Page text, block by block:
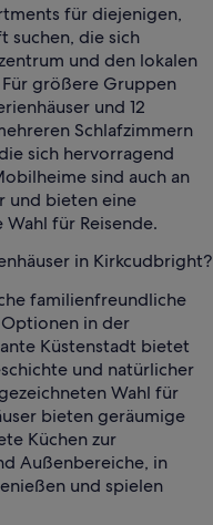
für diejenigen,
suchen, die sich
und den lokalen
größere Gruppen
und 12
Schlafzimmern
sich hervorragend
sind auch an
und bieten eine
für Reisende.
in Kirkcudbright?
familienfreundliche
in der
Küstenstadt bietet
und natürlicher
Wahl für
bieten geräumige
Küchen zur
Außenbereiche, in
und spielen